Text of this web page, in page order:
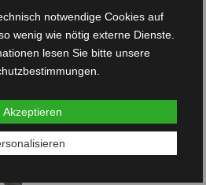
notwendige Cookies auf
wenig wie nötig externe Dienste.
lesen Sie bitte unsere
Akzeptieren